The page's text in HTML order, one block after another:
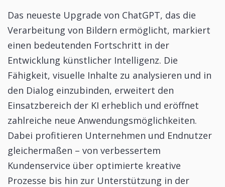
Das neueste Upgrade von ChatGPT, das die
Verarbeitung von Bildern ermöglicht, markiert
einen bedeutenden Fortschritt in der
Entwicklung künstlicher Intelligenz. Die
Fähigkeit, visuelle Inhalte zu analysieren und in
den Dialog einzubinden, erweitert den
Einsatzbereich der KI erheblich und eröffnet
zahlreiche neue Anwendungsmöglichkeiten.
Dabei profitieren Unternehmen und Endnutzer
gleichermaßen – von verbessertem
Kundenservice über optimierte kreative
Prozesse bis hin zur Unterstützung in der